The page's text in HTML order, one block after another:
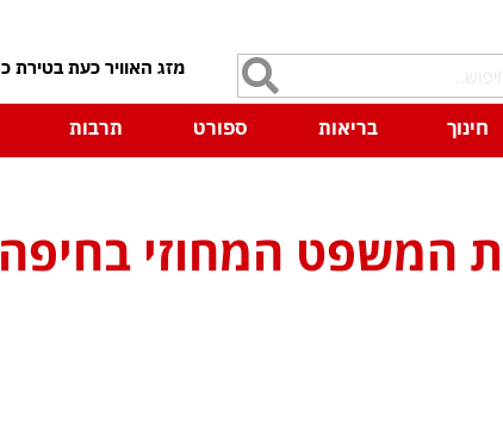
חינוך בריאות ספורט תרבות
המשפט המחוזי בחיפה